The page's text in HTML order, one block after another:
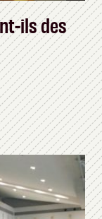
ils des